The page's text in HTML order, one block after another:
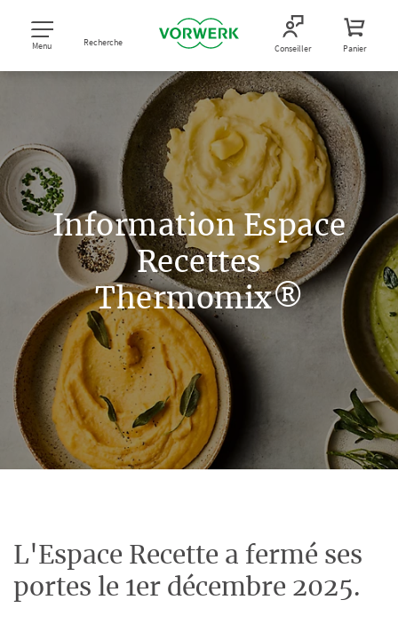
Menu Recherche Conseiller Panier
Information Espace
Recettes
Thermomix®
L'Espace Recette a fermé ses
portes le 1er décembre 2025.